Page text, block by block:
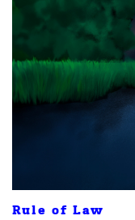
Rule of Law